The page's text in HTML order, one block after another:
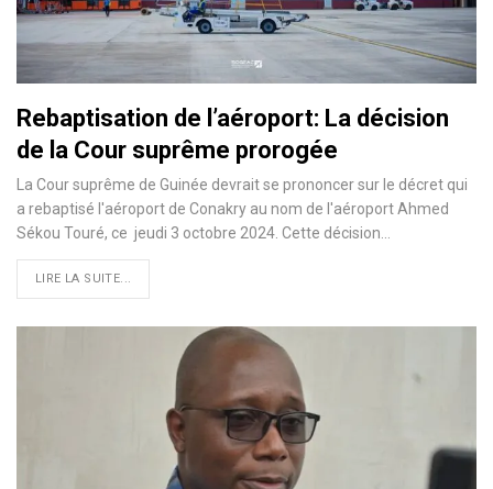
Rebaptisation de l’aéroport: La décision
de la Cour suprême prorogée
La Cour suprême de Guinée devrait se prononcer sur le décret qui
a rebaptisé l'aéroport de Conakry au nom de l'aéroport Ahmed
Sékou Touré, ce jeudi 3 octobre 2024. Cette décision…
LIRE LA SUITE...